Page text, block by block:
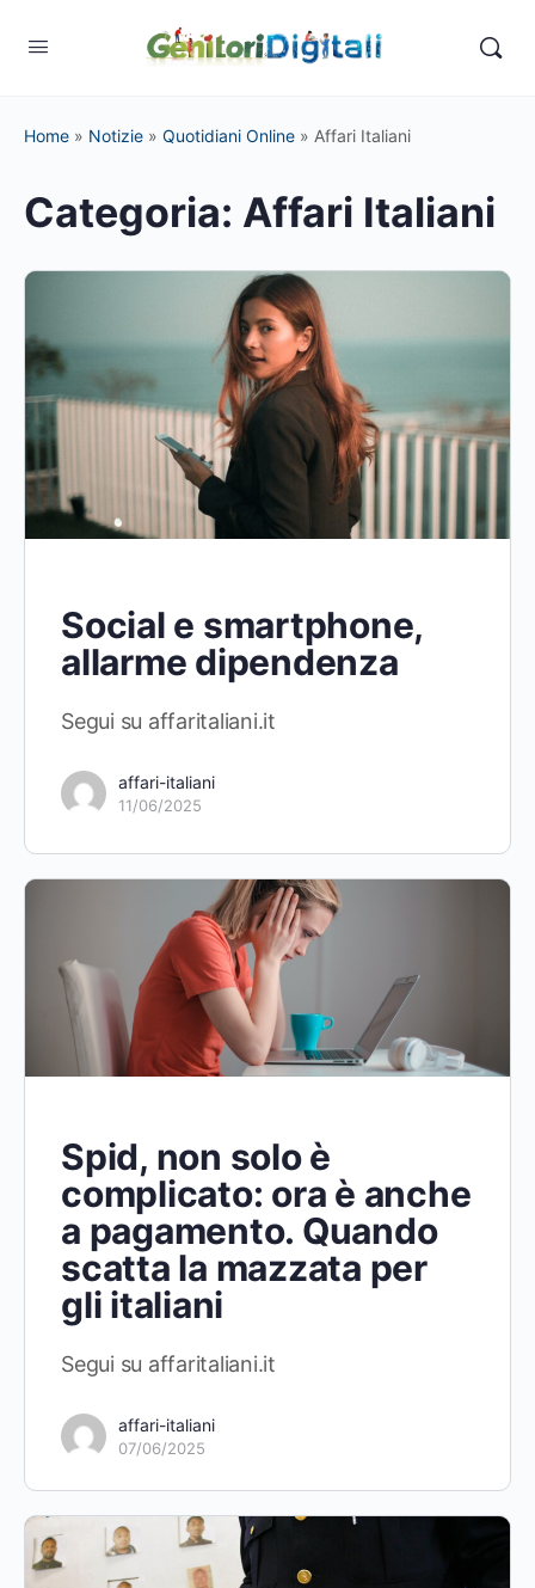
Home » Notizie » Quotidiani Online » Affari Italiani
Categoria: Affari Italiani
Social e smartphone,
allarme dipendenza
Segui su affaritaliani.it
affari-italiani
11/06/2025
Spid, non solo è
complicato: ora è anche
a pagamento. Quando
scatta la mazzata per
gli italiani
Segui su affaritaliani.it
affari-italiani
07/06/2025